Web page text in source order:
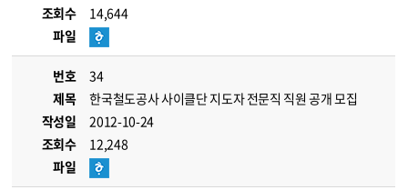
조회수
14,644
파일
번호
34
제목
한국철도공사 사이클단 지도자 전문직 직원 공개 모집
작성일
2012-10-24
조회수
12,248
파일